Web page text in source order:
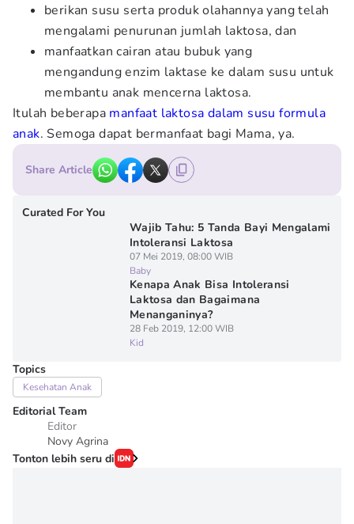
berikan susu serta produk olahannya yang telah
mengalami penurunan jumlah laktosa, dan
manfaatkan cairan atau bubuk yang
mengandung enzim laktase ke dalam susu untuk
membantu anak mencerna laktosa.
Itulah beberapa manfaat laktosa dalam susu formula
anak. Semoga dapat bermanfaat bagi Mama, ya.
Share Article
Curated For You
Wajib Tahu: 5 Tanda Bayi Mengalami
Intoleransi Laktosa
07 Mei 2019, 08:00 WIB
Baby
Kenapa Anak Bisa Intoleransi
Laktosa dan Bagaimana
Menanganinya?
28 Feb 2019, 12:00 WIB
Kid
Topics
Kesehatan Anak
Editorial Team
Editor
Novy Agrina
Tonton lebih seru di